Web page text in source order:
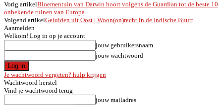
Vorig artikelBloementuin van Darwin hoort volgens de Guardian tot de beste 10
onbekende tuinen van Europa
Volgend artikelGeluiden uit Oost | Woon(on)recht in de Indische Buurt
Aanmelden
Welkom! Log in op je account
jouw gebruikersnaam
jouw wachtwoord
Je wachtwoord vergeten? hulp krijgen
Wachtwoord herstel
Vind je wachtwoord terug
jouw mailadres